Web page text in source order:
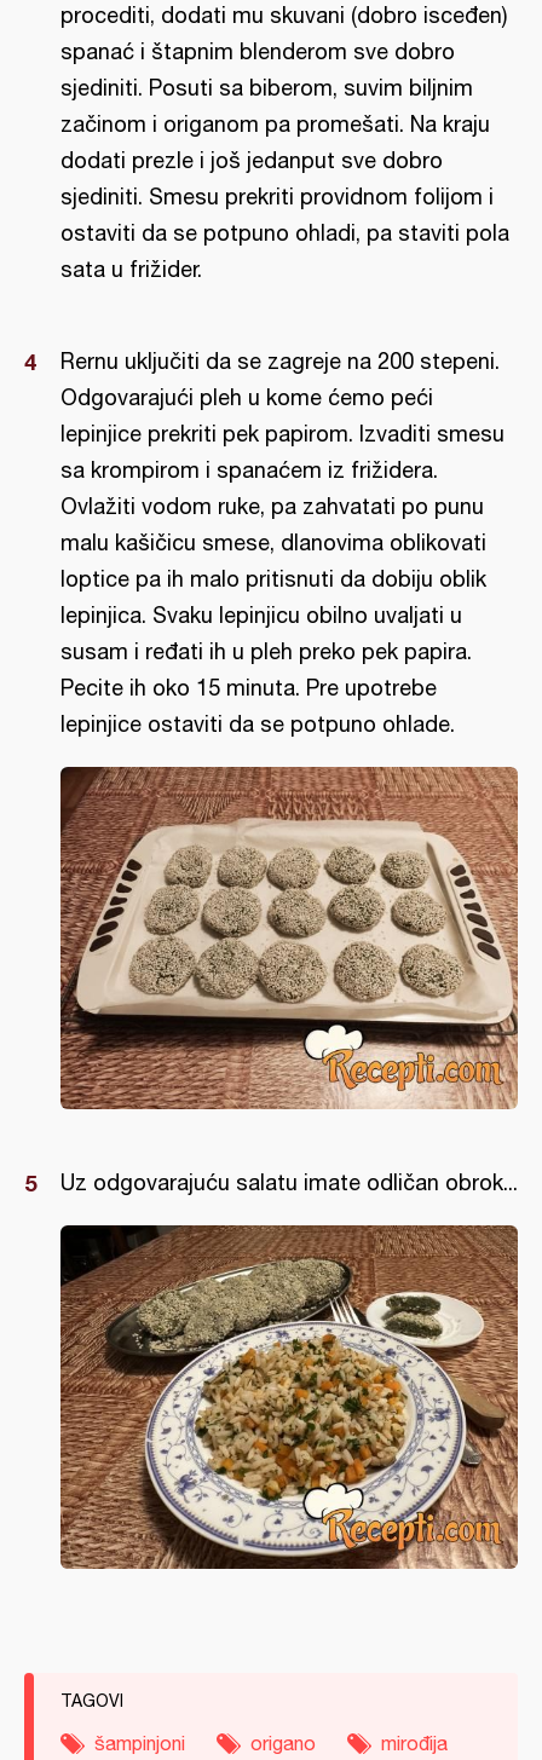
procediti, dodati mu skuvani (dobro isceđen)
spanać i štapnim blenderom sve dobro
sjediniti. Posuti sa biberom, suvim biljnim
začinom i origanom pa promešati. Na kraju
dodati prezle i još jedanput sve dobro
sjediniti. Smesu prekriti providnom folijom i
ostaviti da se potpuno ohladi, pa staviti pola
sata u frižider.
Rernu uključiti da se zagreje na 200 stepeni.
Odgovarajući pleh u kome ćemo peći
lepinjice prekriti pek papirom. Izvaditi smesu
sa krompirom i spanaćem iz frižidera.
Ovlažiti vodom ruke, pa zahvatati po punu
malu kašičicu smese, dlanovima oblikovati
loptice pa ih malo pritisnuti da dobiju oblik
lepinjica. Svaku lepinjicu obilno uvaljati u
susam i ređati ih u pleh preko pek papira.
Pecite ih oko 15 minuta. Pre upotrebe
lepinjice ostaviti da se potpuno ohlade.
Uz odgovarajuću salatu imate odličan obrok...
TAGOVI
šampinjoni origano
mirođija